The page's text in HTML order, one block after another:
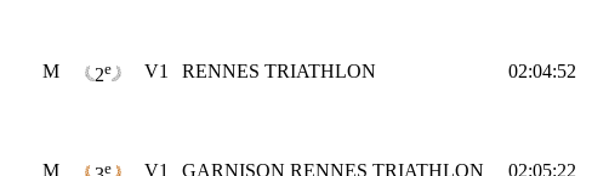
M 2e V1 RENNES TRIATHLON 02:04:52
M e V1 GARNISON RENNES TRIATHLON 02:05:22